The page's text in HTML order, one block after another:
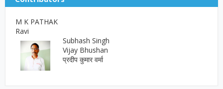
M K PATHAK
Ravi
Subhash Singh
Vijay Bhushan
प्रदीप कुमार वर्मा